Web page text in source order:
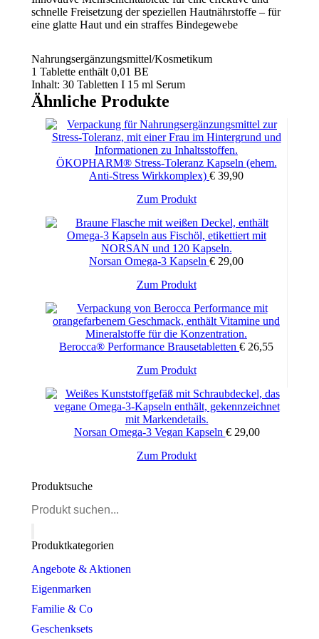
schnelle Freisetzung der speziellen Hautnährstoffe – für
eine glatte Haut und ein straffes Bindegewebe
Nahrungsergänzungsmittel/Kosmetikum
1 Tablette enthält 0,01 BE
Inhalt: 30 Tabletten I 15 ml Serum
Frei von Lactose, Hefe und Gluten.
Nahrungsergänzungsmittel stellen keinen Ersatz für eine
für eine gesunde Lebensweise dar. Die angegebene
empfohlene Tagesdosis nicht überschreiten. Für Kinder
unerreichbar aufbewahren.
Ähnliche Produkte
ÖKOPHARM® Stress-Toleranz Kapseln (ehem.
Anti-Stress Wirkkomplex) € 39,90
Zum Produkt
Norsan Omega-3 Kapseln € 29,00
Zum Produkt
Berocca® Performance Brausetabletten € 26,55
Zum Produkt
Norsan Omega-3 Vegan Kapseln €29,00
Zum Produkt
Produktsuche
Products
Produktkategorien
Angebote & Aktionen
Eigenmarken
Familie & Co
Geschenksets